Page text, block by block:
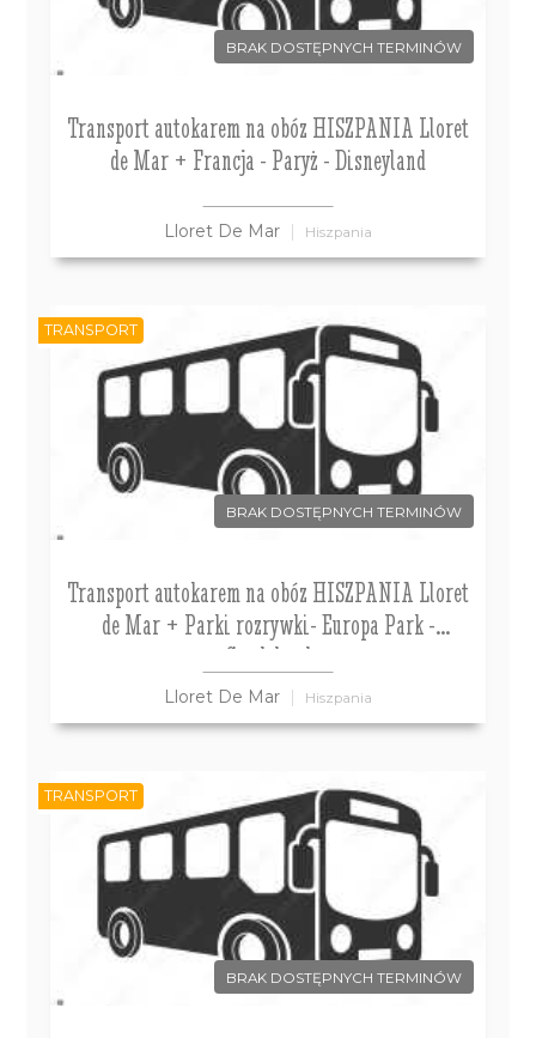
BRAK DOSTĘPNYCH TERMINÓW
Transport autokarem na obóz HISZPANIA Lloret
de Mar + Francja - Paryż - Disneyland
Lloret De Mar Hiszpania
BRAK DOSTĘPNYCH TERMINÓW
Transport autokarem na obóz HISZPANIA Lloret
de Mar + Parki rozrywki- Europa Park -
Gardaland
Lloret De Mar Hiszpania
TRANSPORT
BRAK DOSTĘPNYCH TERMINÓW
TRANSPORT